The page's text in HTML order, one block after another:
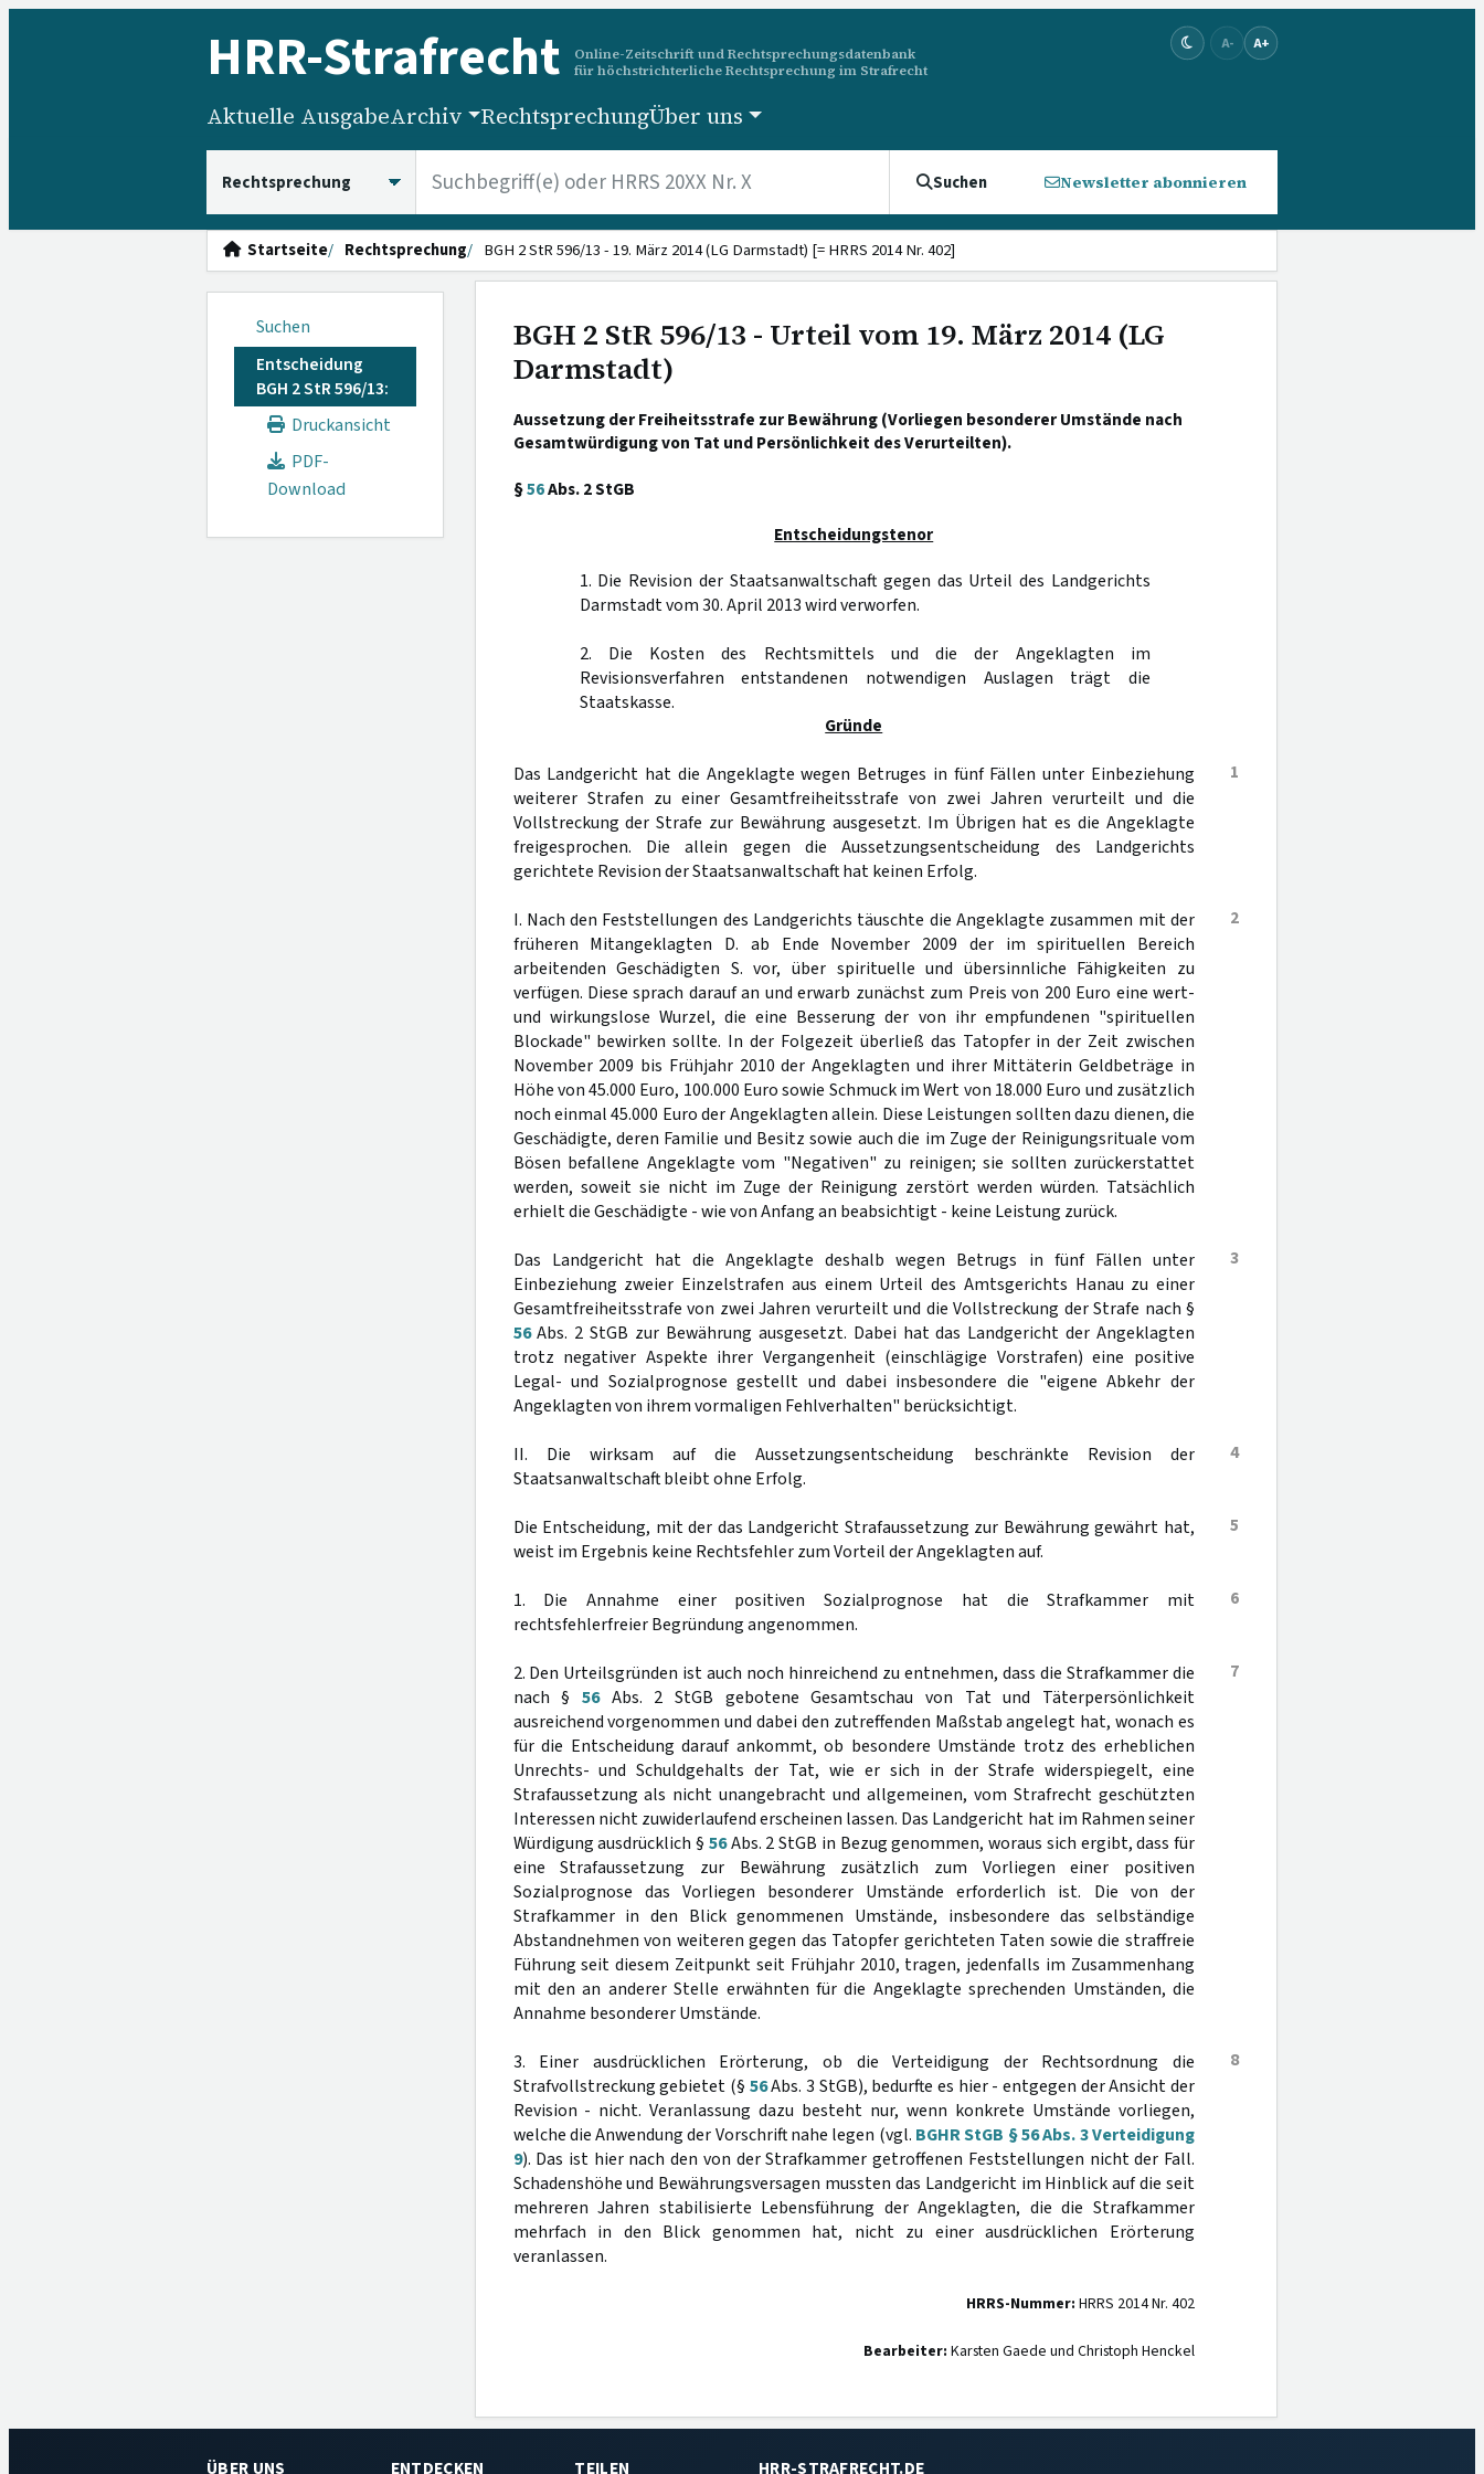
HRR-Strafrecht
Online-Zeitschrift und Rechtsprechungsdatenbank
für höchstrichterliche Rechtsprechung im Strafrecht
A- A+
Aktuelle AusgabeArchiv RechtsprechungÜber uns
Suchen Newsletter abonnieren
Startseite Rechtsprechung BGH 2 StR 596/13 - 19. März 2014 (LG Darmstadt) [= HRRS 2014 Nr. 402]
Suchen
Entscheidung
BGH 2 StR 596/13:
Druckansicht
PDF-
Download
BGH 2 StR 596/13 - Urteil vom 19. März 2014 (LG
Darmstadt)
Aussetzung der Freiheitsstrafe zur Bewährung (Vorliegen besonderer Umstände nach
Gesamtwürdigung von Tat und Persönlichkeit des Verurteilten).
§56Abs. 2 StGB
Entscheidungstenor
1. Die Revision der Staatsanwaltschaft gegen das Urteil des Landgerichts
Darmstadt vom 30. April 2013 wird verworfen.
2. Die Kosten des Rechtsmittels und die der Angeklagten im
Revisionsverfahren entstandenen notwendigen Auslagen trägt die
Staatskasse.
Gründe
1
Das Landgericht hat die Angeklagte wegen Betruges in fünf Fällen unter Einbeziehung
weiterer Strafen zu einer Gesamtfreiheitsstrafe von zwei Jahren verurteilt und die
Vollstreckung der Strafe zur Bewährung ausgesetzt. Im Übrigen hat es die Angeklagte
freigesprochen. Die allein gegen die Aussetzungsentscheidung des Landgerichts
gerichtete Revision der Staatsanwaltschaft hat keinen Erfolg.
2
I. Nach den Feststellungen des Landgerichts täuschte die Angeklagte zusammen mit der
früheren Mitangeklagten D. ab Ende November 2009 der im spirituellen Bereich
arbeitenden Geschädigten S. vor, über spirituelle und übersinnliche Fähigkeiten zu
verfügen. Diese sprach darauf an und erwarb zunächst zum Preis von 200 Euro eine wert-
und wirkungslose Wurzel, die eine Besserung der von ihr empfundenen "spirituellen
Blockade" bewirken sollte. In der Folgezeit überließ das Tatopfer in der Zeit zwischen
November 2009 bis Frühjahr 2010 der Angeklagten und ihrer Mittäterin Geldbeträge in
Höhe von 45.000 Euro, 100.000 Euro sowie Schmuck im Wert von 18.000 Euro und zusätzlich
noch einmal 45.000 Euro der Angeklagten allein. Diese Leistungen sollten dazu dienen, die
Geschädigte, deren Familie und Besitz sowie auch die im Zuge der Reinigungsrituale vom
Bösen befallene Angeklagte vom "Negativen" zu reinigen; sie sollten zurückerstattet
werden, soweit sie nicht im Zuge der Reinigung zerstört werden würden. Tatsächlich
erhielt die Geschädigte - wie von Anfang an beabsichtigt - keine Leistung zurück.
3
Das Landgericht hat die Angeklagte deshalb wegen Betrugs in fünf Fällen unter
Einbeziehung zweier Einzelstrafen aus einem Urteil des Amtsgerichts Hanau zu einer
Gesamtfreiheitsstrafe von zwei Jahren verurteilt und die Vollstreckung der Strafe nach §
56Abs. 2 StGB zur Bewährung ausgesetzt. Dabei hat das Landgericht der Angeklagten
trotz negativer Aspekte ihrer Vergangenheit (einschlägige Vorstrafen) eine positive
Legal- und Sozialprognose gestellt und dabei insbesondere die "eigene Abkehr der
Angeklagten von ihrem vormaligen Fehlverhalten" berücksichtigt.
4
II. Die wirksam auf die Aussetzungsentscheidung beschränkte Revision der
Staatsanwaltschaft bleibt ohne Erfolg.
5
Die Entscheidung, mit der das Landgericht Strafaussetzung zur Bewährung gewährt hat,
weist im Ergebnis keine Rechtsfehler zum Vorteil der Angeklagten auf.
6
1. Die Annahme einer positiven Sozialprognose hat die Strafkammer mit
rechtsfehlerfreier Begründung angenommen.
7
2. Den Urteilsgründen ist auch noch hinreichend zu entnehmen, dass die Strafkammer die
nach § 56Abs. 2 StGB gebotene Gesamtschau von Tat und Täterpersönlichkeit
ausreichend vorgenommen und dabei den zutreffenden Maßstab angelegt hat, wonach es
für die Entscheidung darauf ankommt, ob besondere Umstände trotz des erheblichen
Unrechts- und Schuldgehalts der Tat, wie er sich in der Strafe widerspiegelt, eine
Strafaussetzung als nicht unangebracht und allgemeinen, vom Strafrecht geschützten
Interessen nicht zuwiderlaufend erscheinen lassen. Das Landgericht hat im Rahmen seiner
Würdigung ausdrücklich § 56Abs. 2 StGB in Bezug genommen, woraus sich ergibt, dass für
eine Strafaussetzung zur Bewährung zusätzlich zum Vorliegen einer positiven
Sozialprognose das Vorliegen besonderer Umstände erforderlich ist. Die von der
Strafkammer in den Blick genommenen Umstände, insbesondere das selbständige
Abstandnehmen von weiteren gegen das Tatopfer gerichteten Taten sowie die straffreie
Führung seit diesem Zeitpunkt seit Frühjahr 2010, tragen, jedenfalls im Zusammenhang
mit den an anderer Stelle erwähnten für die Angeklagte sprechenden Umständen, die
Annahme besonderer Umstände.
8
3. Einer ausdrücklichen Erörterung, ob die Verteidigung der Rechtsordnung die
Strafvollstreckung gebietet (§ 56Abs. 3 StGB), bedurfte es hier - entgegen der Ansicht der
Revision - nicht. Veranlassung dazu besteht nur, wenn konkrete Umstände vorliegen,
welche die Anwendung der Vorschrift nahe legen (vgl. BGHR StGB § 56 Abs. 3 Verteidigung
9). Das ist hier nach den von der Strafkammer getroffenen Feststellungen nicht der Fall.
Schadenshöhe und Bewährungsversagen mussten das Landgericht im Hinblick auf die seit
mehreren Jahren stabilisierte Lebensführung der Angeklagten, die die Strafkammer
mehrfach in den Blick genommen hat, nicht zu einer ausdrücklichen Erörterung
veranlassen.
HRRS-Nummer: HRRS 2014 Nr. 402
Bearbeiter: Karsten Gaede und Christoph Henckel
ÜBER UNS ENTDECKEN TEILEN HRR-STRAFRECHT.DE